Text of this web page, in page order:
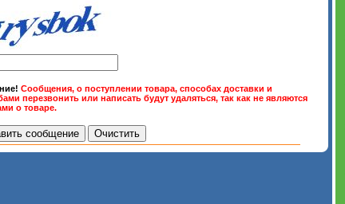
Сообщения, о поступлении товара, способах доставки и
перезвонить или написать будут удаляться, так как не являются
о товаре.